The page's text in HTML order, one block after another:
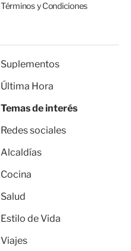
Términos y Condiciones
Suplementos
Última Hora
Temas de interés
Redes sociales
Alcaldías
Cocina
Salud
Estilo de Vida
Viajes